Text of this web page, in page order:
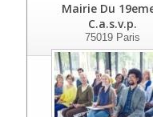
Mairie Du
C.a.s.v.p.
75019 Paris